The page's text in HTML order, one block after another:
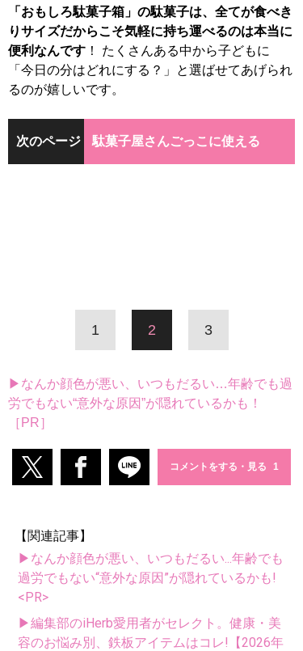
「おもしろ駄菓子箱」の駄菓子は、全てが食べき
りサイズだからこそ気軽に持ち運べるのは本当に
便利なんです ！ たくさんある中から子どもに
「今日の分はどれにする？」と選ばせてあげられ
るのが嬉しいです。
次のページ 駄菓子屋さんごっこに使える
1 2 3
▶なんか顔色が悪い、いつもだるい…年齢でも過
労でもない“意外な原因”が隠れているかも！
［PR］
コメントをする・見る
【関連記事】
▶なんか顔色が悪い、いつもだるい...年齢でも
過労でもない“意外な原因”が隠れているかも!
<PR>
▶編集部のiHerb愛用者がセレクト。健康・美
容のお悩み別、鉄板アイテムはコレ!【2026年